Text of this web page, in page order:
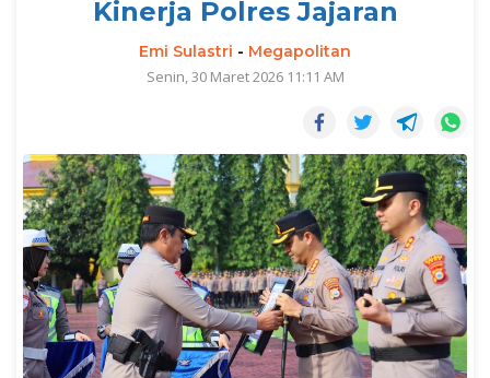
Kinerja Polres Jajaran
Emi Sulastri - Megapolitan
Senin, 30 Maret 2026 11:11 AM